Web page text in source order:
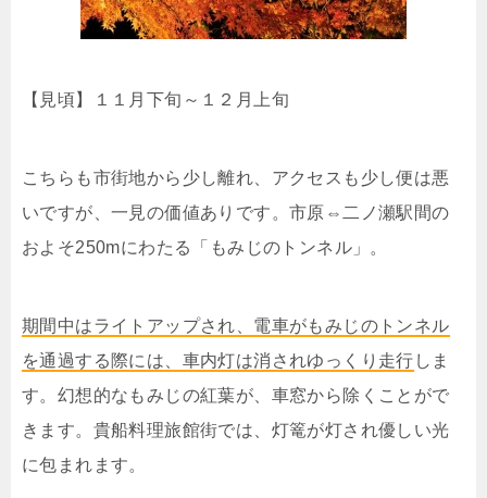
【見頃】１１月下旬～１２月上旬
こちらも市街地から少し離れ、アクセスも少し便は悪
いですが、一見の価値ありです。市原⇔二ノ瀬駅間の
およそ250mにわたる「もみじのトンネル」。
期間中はライトアップされ、電車がもみじのトンネル
を通過する際には、車内灯は消されゆっくり走行 しま
す。幻想的なもみじの紅葉が、車窓から除くことがで
きます。貴船料理旅館街では、灯篭が灯され優しい光
に包まれます。